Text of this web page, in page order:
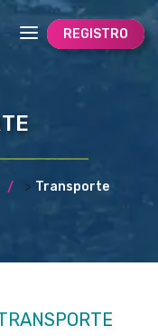
REGISTRO
> Transporte